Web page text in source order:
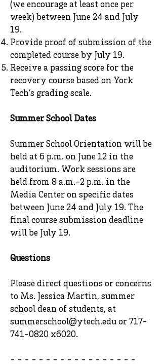
(we encourage at least once per
week) between June 24 and July
19.
Provide proof of submission of the
completed course by July 19.
Receive a passing score for the
recovery course based on York
Tech’s grading scale.
Summer School Dates
Summer School Orientation will be
held at 6 p.m. on June 12 in the
auditorium. Work sessions are
held from 8 a.m.-2 p.m. in the
Media Center on specific dates
between June 24 and July 19. The
final course submission deadline
will be July 19.
Questions
Please direct questions or concerns
to Ms. Jessica Martin, summer
school dean of students, at
summerschool@ytech.edu or 717-
741-0820 x6020.
- - - - - - - - - - - - - - - - - -